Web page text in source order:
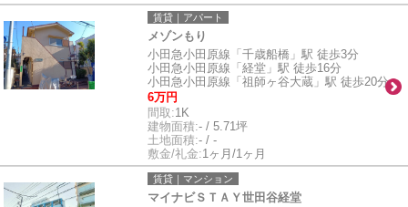
賃貸｜アパート
メゾンもり
小田急小田原線「千歳船橋」駅 徒歩3分
小田急小田原線「経堂」駅 徒歩16分
小田急小田原線「祖師ヶ谷大蔵」駅 徒歩20分
6万円
間取:1K
建物面積:- / 5.71坪
土地面積:- / -
敷金/礼金:1ヶ月/1ヶ月
賃貸｜マンション
マイナビＳＴＡＹ世田谷経堂